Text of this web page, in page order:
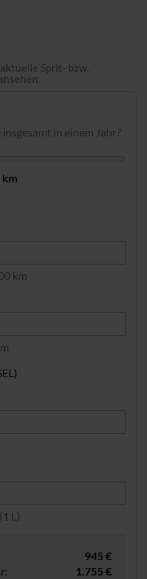
Sprit- bzw.
in einem Jahr?
km
km
L)
945 €
1.755 €